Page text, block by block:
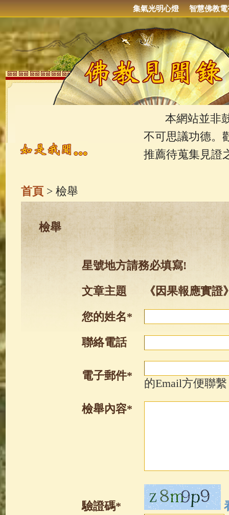
集氣光明心燈 智慧佛教電
本網站並非鼓
不可思議功德。
推薦待蒐集見證
首頁> 檢舉
檢舉
星號地方請務必填寫!
文章主題
《因果報應實
您的姓名*
聯絡電話
電子郵件*
的Email方便聯繫
檢舉內容*
驗證碼*